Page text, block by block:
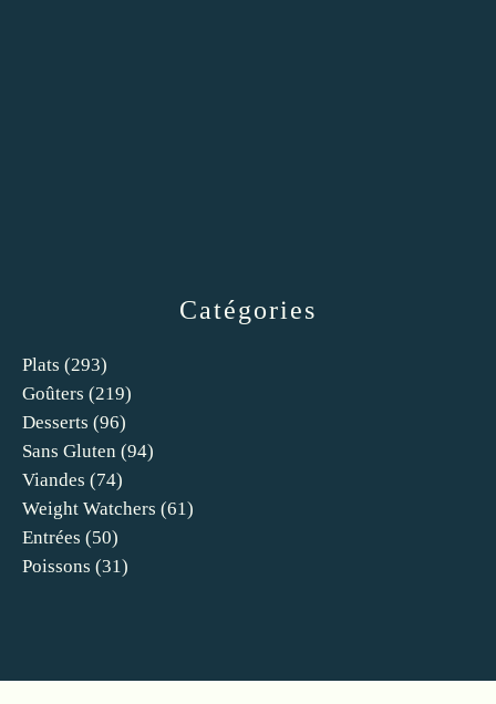
Catégories
Plats (293)
Goûters (219)
Desserts (96)
Sans Gluten (94)
Viandes (74)
Weight Watchers (61)
Entrées (50)
Poissons (31)